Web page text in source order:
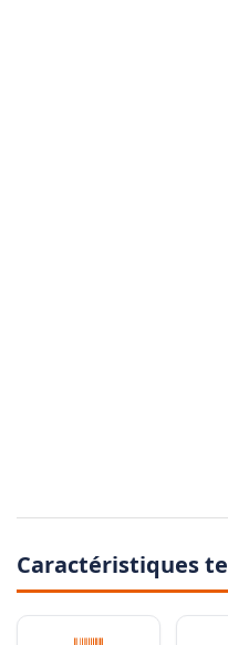
Caractéristiques